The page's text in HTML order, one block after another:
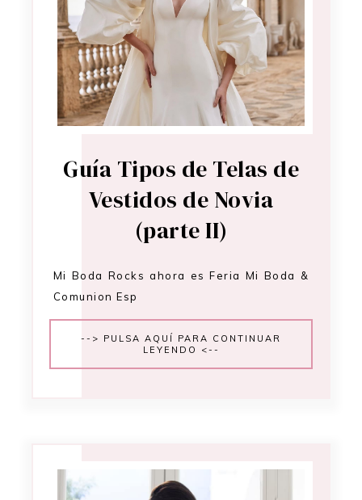
Guía Tipos de Telas de
Vestidos de Novia
(parte II)
Mi Boda Rocks ahora es Feria Mi Boda &
Comunion Esp
--> PULSA AQUÍ PARA CONTINUAR
LEYENDO <--